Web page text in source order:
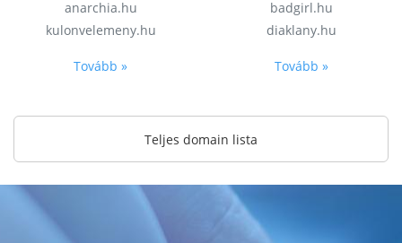
anarchia.hu
kulonvelemeny.hu
Tovább »
badgirl.hu
diaklany.hu
Tovább »
Teljes domain lista